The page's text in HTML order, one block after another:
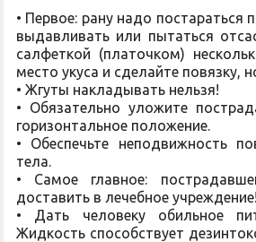
• Первое: рану надо постараться
выдавливать или пытаться
салфеткой (платочком)
место укуса и сделайте повязку,
• Жгуты накладывать нельзя!
• Обязательно уложите
горизонтальное положение.
• Обеспечьте неподвижность
тела.
• Самое главное:
доставить в лечебное учреждение!
• Дать человеку обильное
Жидкость способствует